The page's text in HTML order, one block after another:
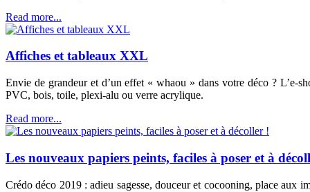
Read more...
Affiches et tableaux XXL
Envie de grandeur et d’un effet « whaou » dans votre déco ? L’e-
PVC, bois, toile, plexi-alu ou verre acrylique.
Read more...
Les nouveaux papiers peints, faciles à poser et à
Crédo déco 2019 : adieu sagesse, douceur et cocooning, place aux